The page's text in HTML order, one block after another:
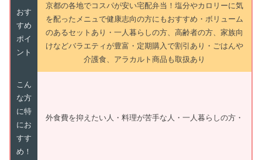
おす
すめ
ポイ
ント
京都の各地でコスパが安い宅配弁当！塩分やカロリーに気
を配ったメニュで健康志向の方にもおすすめ・ボリューム
のあるセットあり・一人暮らしの方、高齢者の方、家族向
けなどバラエティが豊富・定期購入で割引あり・ごはんや
介護食、アラカルト商品も取扱あり
こん
な方
に特
にお
すす
め！
外食費を抑えたい人・料理が苦手な人・一人暮らしの方・